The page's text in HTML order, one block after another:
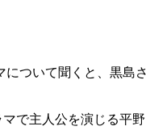
ついて聞くと、黒
で主人公を演じる平野